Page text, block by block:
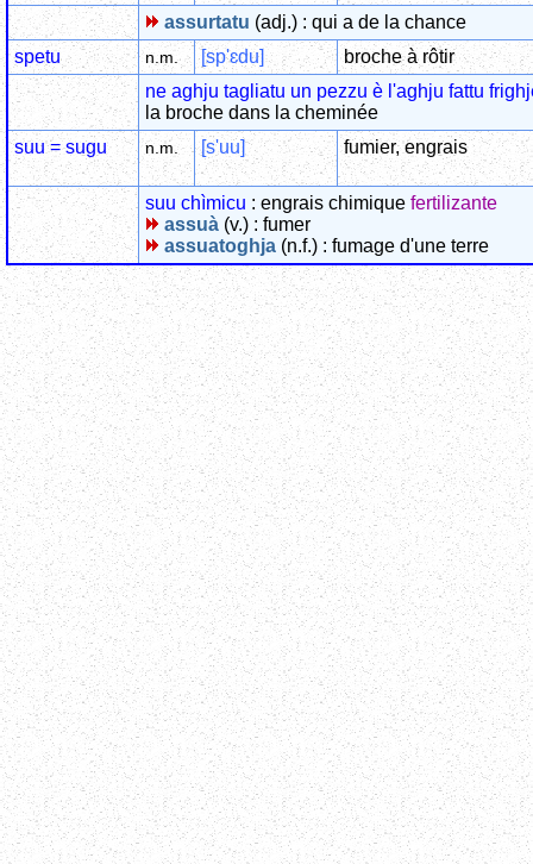
assurtatu (adj.) : qui a de la chance
spetu
n.m. [sp'ɛdu]
broche à rôtir
ne aghju tagliatu un pezzu è l'aghju fattu
la broche dans la cheminée
suu = sugu
n.m. [s'uu] fumier, engrais
suu chìmicu : engrais chimique fertilizante
assuà (v.) : fumer
assuatoghja (n.f.) : fumage d'une terre